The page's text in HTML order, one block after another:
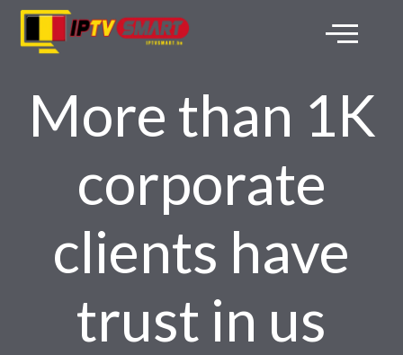
More than 1K
corporate
clients have
trust in us